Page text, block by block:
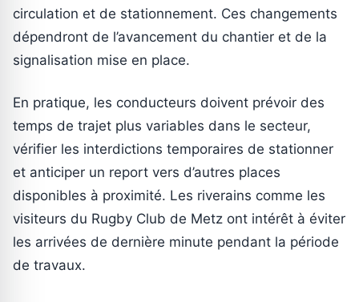
circulation et de stationnement. Ces changements
dépendront de l’avancement du chantier et de la
signalisation mise en place.
En pratique, les conducteurs doivent prévoir des
temps de trajet plus variables dans le secteur,
vérifier les interdictions temporaires de stationner
et anticiper un report vers d’autres places
disponibles à proximité. Les riverains comme les
visiteurs du Rugby Club de Metz ont intérêt à éviter
les arrivées de dernière minute pendant la période
de travaux.